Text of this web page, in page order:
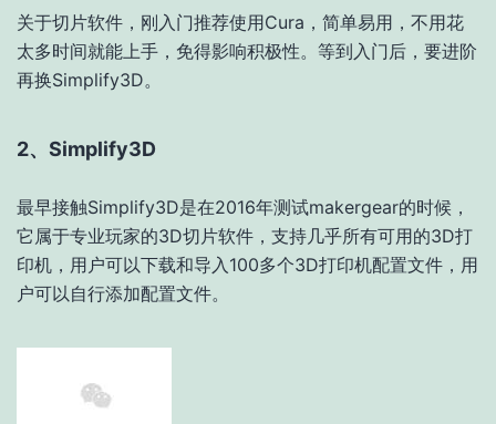
关于切片软件，刚入门推荐使用Cura，简单易用，不用花
太多时间就能上手，免得影响积极性。等到入门后，要进阶
再换Simplify3D。
2、Simplify3D
最早接触Simplify3D是在2016年测试makergear的时候，
它属于专业玩家的3D切片软件，支持几乎所有可用的3D打
印机，用户可以下载和导入100多个3D打印机配置文件，用
户可以自行添加配置文件。